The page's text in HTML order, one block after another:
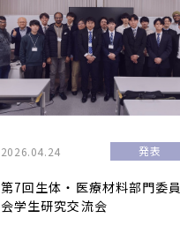
2026.04.24 発表
第7回生体・医療材料部門委員
会学生研究交流会